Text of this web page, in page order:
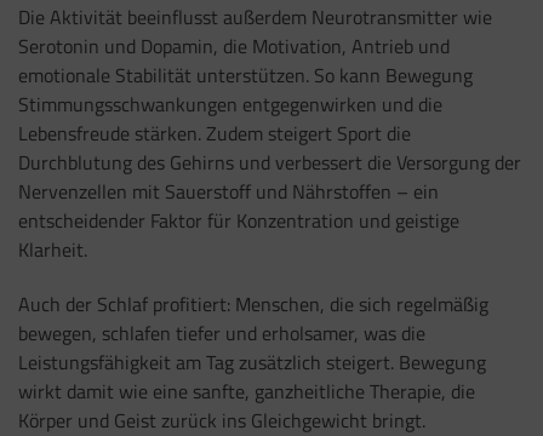
Die Aktivität beeinflusst außerdem Neurotransmitter wie
Serotonin und Dopamin, die Motivation, Antrieb und
emotionale Stabilität unterstützen. So kann Bewegung
Stimmungsschwankungen entgegenwirken und die
Lebensfreude stärken. Zudem steigert Sport die
Durchblutung des Gehirns und verbessert die Versorgung der
Nervenzellen mit Sauerstoff und Nährstoffen – ein
entscheidender Faktor für Konzentration und geistige
Klarheit.
Auch der Schlaf profitiert: Menschen, die sich regelmäßig
bewegen, schlafen tiefer und erholsamer, was die
Leistungsfähigkeit am Tag zusätzlich steigert. Bewegung
wirkt damit wie eine sanfte, ganzheitliche Therapie, die
Körper und Geist zurück ins Gleichgewicht bringt.